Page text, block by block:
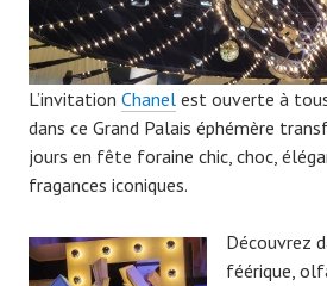
L’invitation Chanel est ouverte à
dans ce Grand Palais éphémère
jours en fête foraine chic, choc,
fragances iconiques.
Découvrez
féérique,